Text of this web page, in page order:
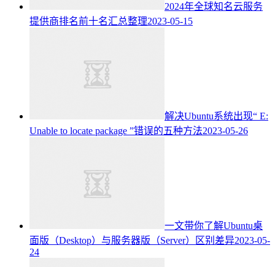
2024年全球知名云服务
提供商排名前十名汇总整理2023-05-15
解决Ubuntu系统出现“ E:
Unable to locate package ”错误的五种方法2023-05-26
一文带你了解Ubuntu桌
面版（Desktop）与服务器版（Server）区别差异2023-05-
24